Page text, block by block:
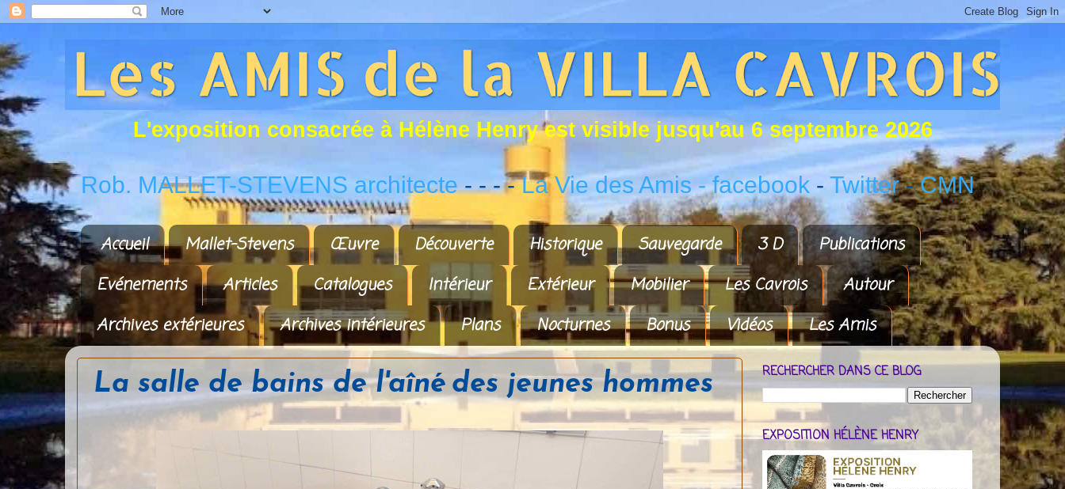
L'exposition consacrée à Hé ène Henry est visi b e jusqu'au 6 septembre 2026
Rob. MALLET-STEVENS architecte- - - -La Vie des Amis- facebook - Twitter -CMN
Accueil Mallet-Stevens Œuvre Découverte Historique Sauvegarde 3 D
Publications
Evénements
Articles Catalogues Intérieur Extérieur Mobilier Les Cavrois
Autour
Archives extérieures
Archives intérieures Plans Nocturnes Bonus Vidéos Les Amis
La salle de bains de l'aîné des jeunes hommes RECHERCHER DANS CE BLOG
EXPOSITION HÉLÈNE HENRY